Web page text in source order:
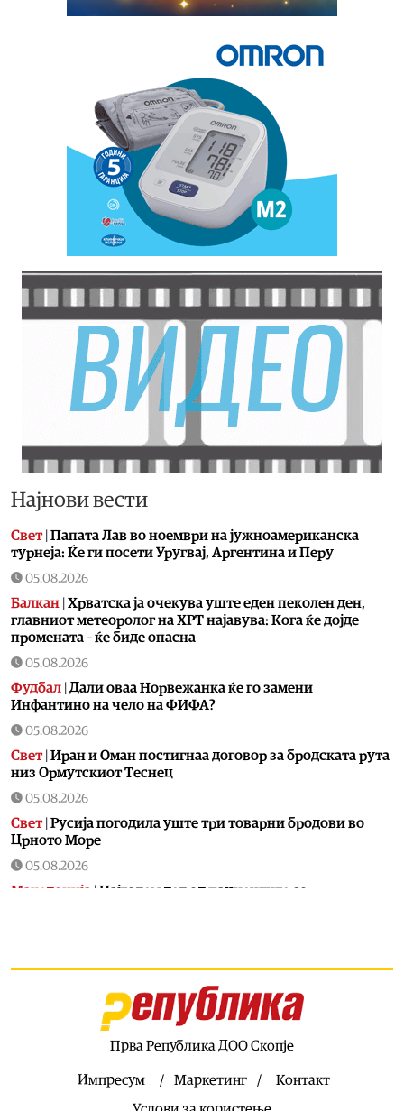
Најнови вести
Свет| Папата Лав во ноември на јужноамериканска
турнеја: Ќе ги посети Уругвај, Аргентина и Перу
05.08.2026
Балкан Хрватска ја очекува уште еден пеколен ден,
главниот метеоролог на ХРТ најавува: Кога ќе дојде
промената – ќе биде опасна
05.08.2026
Фудбал Дали оваа Норвежанка ќе го замени
Инфантино на чело на ФИФА?
05.08.2026
Свет| Иран и Оман постигнаа договор за бродската рута
низ Ормутскиот Теснец
05.08.2026
Свет| Русија погодила уште три товарни бродови во
Црното Море
05.08.2026
Македонија |Најголем дел од пациентите сo
запалена трева при сечење со брусилица
Нуклеарката Кршко во Словенија го намалува
производството за 20% поради нискиот водостој на
05.08.2026
Прва Република ДОО Скопје
Импресум Маркетинг
Контакт